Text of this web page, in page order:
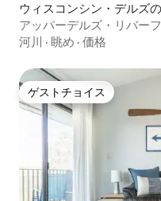
ウィスコンシン・デルズ
アッパーデルズ・リバー
ール、ホットタブ
河川 · 眺め · 価格
ゲストチョイス
ゲストチョイス